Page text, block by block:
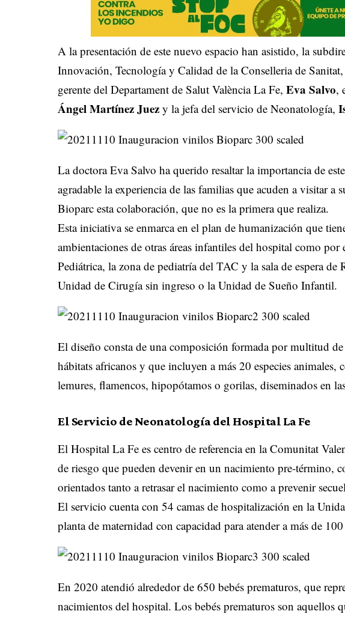
A la presentación de este nuevo espacio han asistido, la
Innovación, Tecnología y Calidad de la Conselleria de
gerente del Departament de Salut València La Fe,Eva Salvo,
Ángel Martínez Juez y la jefa del servicio de Neonatología,
La doctora Eva Salvo ha querido resaltar la importancia de
agradable la experiencia de las familias que acuden a visitar a
Bioparc esta colaboración, que no es la primera que realiza.
Esta iniciativa se enmarca en el plan de humanización que
ambientaciones de otras áreas infantiles del hospital como
Pediátrica, la zona de pediatría del TAC y la sala de espera
Unidad de Cirugía sin ingreso o la Unidad de Sueño Infantil.
El diseño consta de una composición formada por multitud
hábitats africanos y que incluyen a más 20 especies animales,
lemures, flamencos, hipopótamos o gorilas, diseminados en
El Servicio de Neonatología del Hospital La Fe
El Hospital La Fe es centro de referencia en la Comunitat
de riesgo que pueden devenir en un nacimiento pre-término,
orientados tanto a retrasar el nacimiento como a prevenir
El servicio cuenta con 54 camas de hospitalización en la
planta de maternidad con capacidad para atender a más de
En 2020 atendió alrededor de 650 bebés prematuros, que
nacimientos del hospital. Los bebés prematuros son aquellos